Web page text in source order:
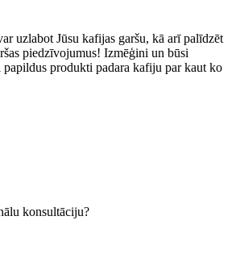
uzlabot Jūsu kafijas garšu, kā arī palīdzēt
piedzīvojumus! Izmēģini un būsi
papildus produkti padara kafiju par kaut ko
konsultāciju?